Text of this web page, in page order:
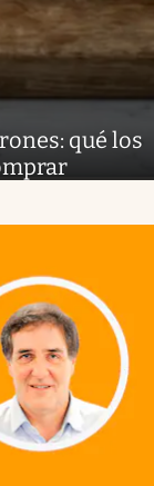
qué los